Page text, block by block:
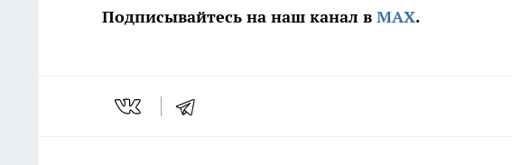
Подписывайтесь на наш канал в MAX.